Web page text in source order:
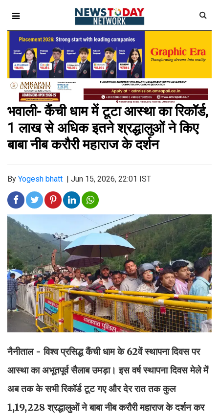
भवाली- कैंची धाम में टूटा आस्था का रिकॉर्ड,
1 लाख से अधिक इतने श्रद्धालुओं ने किए
बाबा नीब करौरी महाराज के दर्शन
By Yogesh bhatt Jun 15, 2026, 22:01 IST
नैनीताल - विश्व प्रसिद्ध कैंची धाम के 62वें स्थापना दिवस पर
आस्था का अभूतपूर्व सैलाब उमड़ा। इस वर्ष स्थापना दिवस मेले में
अब तक के सभी रिकॉर्ड टूट गए और देर रात तक कुल
1,19,228 श्रद्धालुओं ने बाबा नीब करौरी महाराज के दर्शन कर